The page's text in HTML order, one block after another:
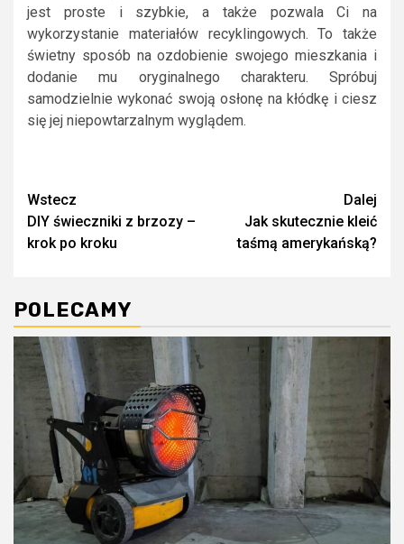
jest proste i szybkie, a także pozwala Ci na
wykorzystanie materiałów recyklingowych. To także
świetny sposób na ozdobienie swojego mieszkania i
dodanie mu oryginalnego charakteru. Spróbuj
samodzielnie wykonać swoją osłonę na kłódkę i ciesz
się jej niepowtarzalnym wyglądem.
Continue
Reading
Wstecz
DIY świeczniki z brzozy –
krok po kroku
Dalej
Jak skutecznie kleić
taśmą amerykańską?
POLECAMY